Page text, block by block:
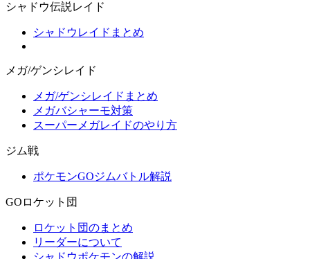
シャドウ伝説レイド
シャドウレイドまとめ
メガ/ゲンシレイド
メガ/ゲンシレイドまとめ
メガバシャーモ対策
スーパーメガレイドのやり方
ジム戦
ポケモンGOジムバトル解説
GOロケット団
ロケット団のまとめ
リーダーについて
シャドウポケモンの解説